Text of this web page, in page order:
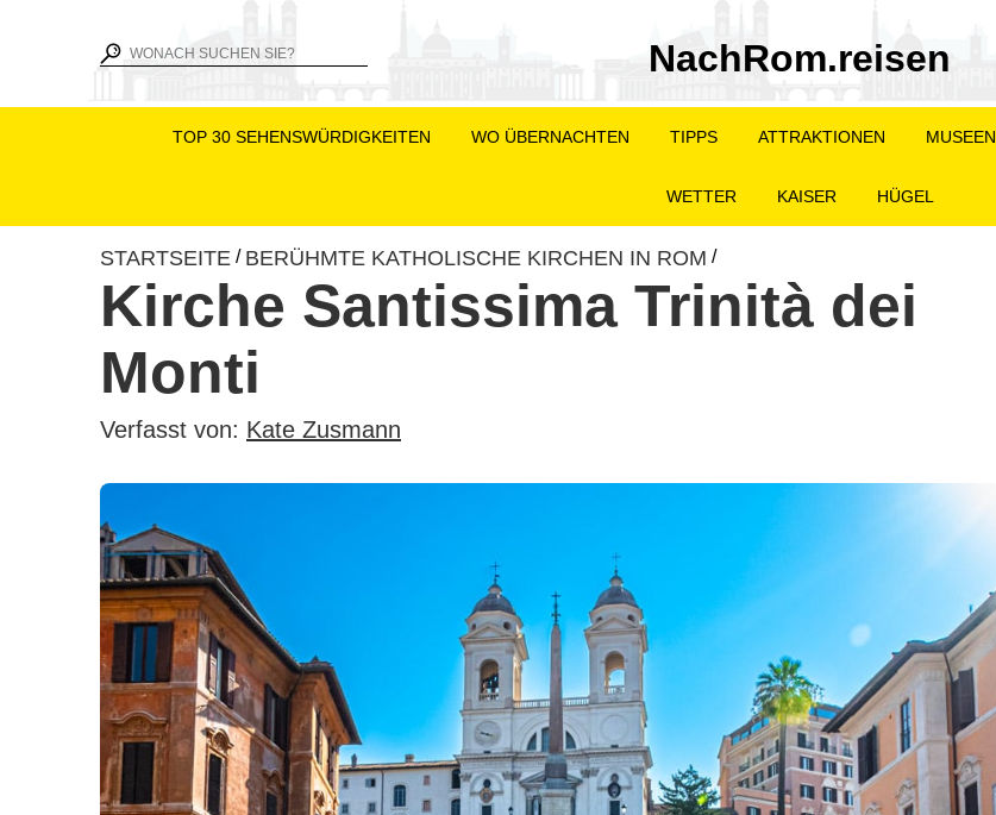
NachRom.reisen
TOP 30 SEHENSWÜRDIGKEITEN WO ÜBERNACHTEN TIPPS ATTRAKTIONEN MUSEEN
WETTER KAISER HÜGEL
STARTSEITE / BERÜHMTE KATHOLISCHE KIRCHEN IN ROM /
Kirche Santissima Trinità dei
Monti
Verfasst von: Kate Zusmann